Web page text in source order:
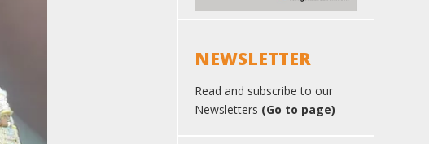
NEWSLETTER
Read and subscribe to our
Newsletters (Go to page)